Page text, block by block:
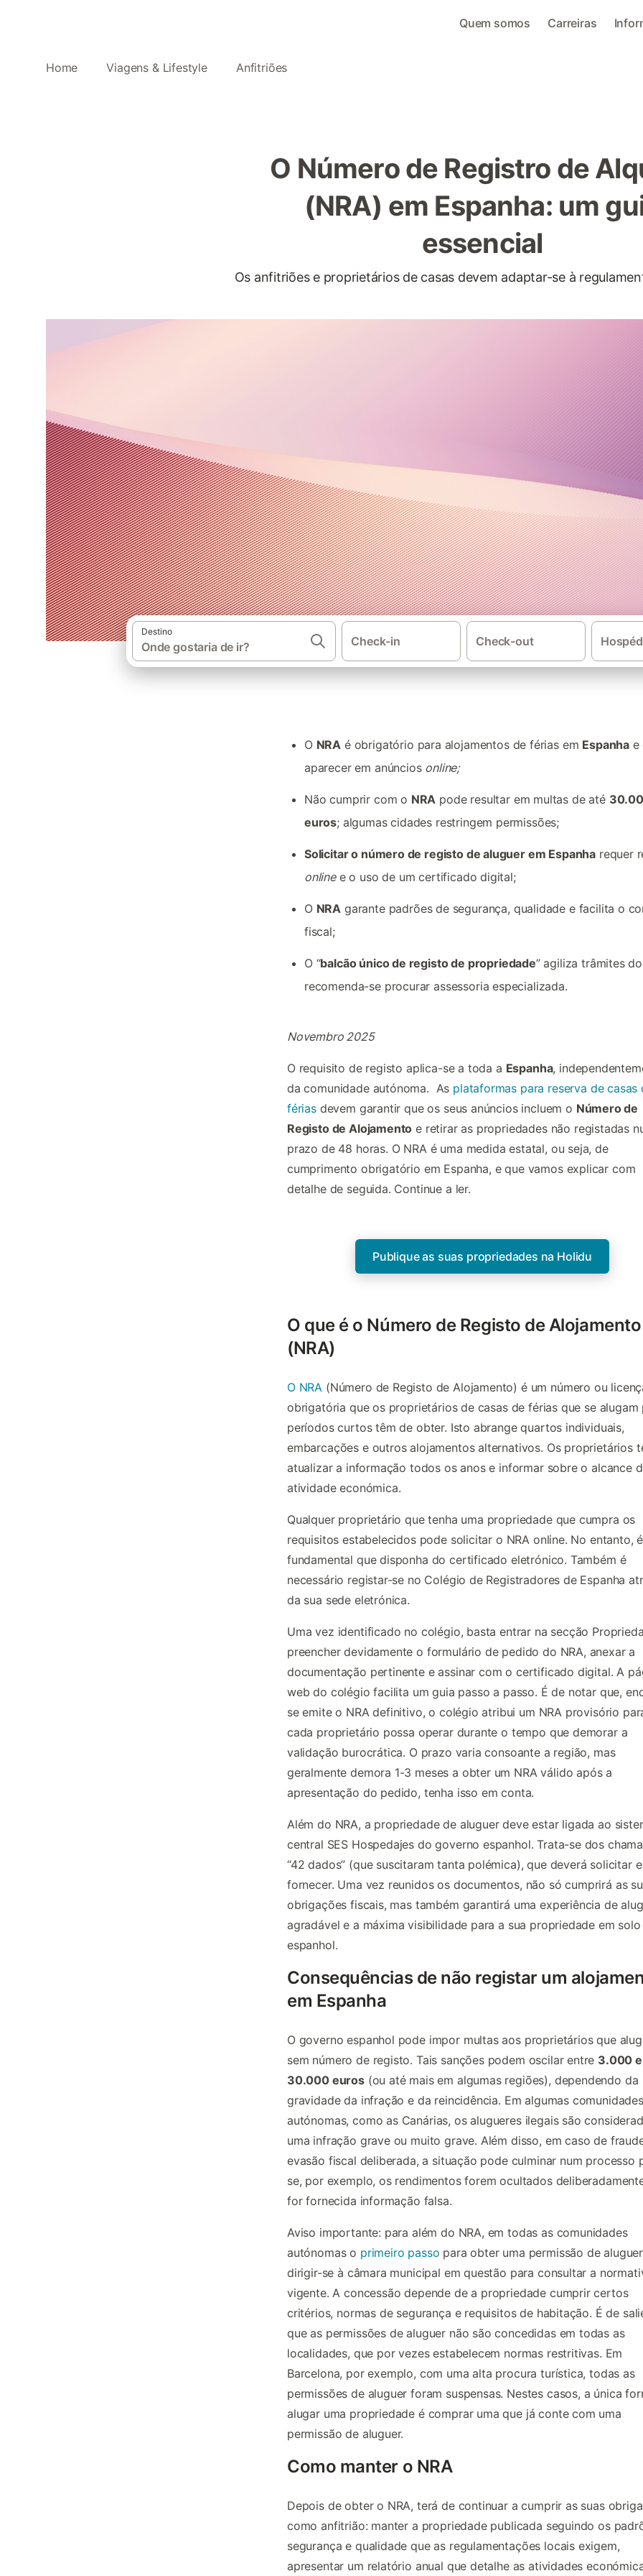
Quem somos Carreiras
Home Viagens & Lifestyle Anfitriões
O Número de Registro de
(NRA) em Espanha: um
essencial
Os anfitriões e proprietários de casas devem adaptar-se à
Destino
Check-in Check-out
O NRA é obrigatório para alojamentos de férias em Espanha e
aparecer em anúncios online;
Não cumprir com o NRA pode resultar em multas de até
euros; algumas cidades restringem permissões;
Solicitar o número de registo de aluguer em Espanha requer
onlinee o uso de um certificado digital;
O NRA garante padrões de segurança, qualidade e facilita o
fiscal;
O “balcão único de registo de propriedade” agiliza trâmites do
recomenda-se procurar assessoria especializada.
Novembro 2025
O requisito de registo aplica-se a toda a Espanha,
da comunidade autónoma. As plataformas para reserva de casas
fériasdevem garantir que os seus anúncios incluem o Número de
Registo de Alojamento e retirar as propriedades não registadas
prazo de 48 horas. O NRA é uma medida estatal, ou seja, de
cumprimento obrigatório em Espanha, e que vamos explicar com
detalhe de seguida. Continue a ler.
Publique as suas propriedades na Holidu
O que é o Número de Registo de Alojamento
(NRA)
O NRA (Número de Registo de Alojamento) é um número ou
obrigatória que os proprietários de casas de férias que se alugam
períodos curtos têm de obter. Isto abrange quartos individuais,
embarcações e outros alojamentos alternativos. Os proprietários
atualizar a informação todos os anos e informar sobre o alcance
atividade económica.
Qualquer proprietário que tenha uma propriedade que cumpra os
requisitos estabelecidos pode solicitar o NRA online. No entanto, é
fundamental que disponha do certificado eletrónico. Também é
necessário registar-se no Colégio de Registradores de Espanha
da sua sede eletrónica.
Uma vez identificado no colégio, basta entrar na secção
preencher devidamente o formulário de pedido do NRA, anexar a
documentação pertinente e assinar com o certificado digital. A
web do colégio facilita um guia passo a passo. É de notar que,
se emite o NRA definitivo, o colégio atribui um NRA provisório
cada proprietário possa operar durante o tempo que demorar a
validação burocrática. O prazo varia consoante a região, mas
geralmente demora 1-3 meses a obter um NRA válido após a
apresentação do pedido, tenha isso em conta.
Além do NRA, a propriedade de aluguer deve estar ligada ao
central SES Hospedajes do governo espanhol. Trata-se dos
“42 dados” (que suscitaram tanta polémica), que deverá solicitar e
fornecer. Uma vez reunidos os documentos, não só cumprirá as
obrigações fiscais, mas também garantirá uma experiência de
agradável e a máxima visibilidade para a sua propriedade em solo
espanhol.
Consequências de não registar um
em Espanha
O governo espanhol pode impor multas aos proprietários que
sem número de registo. Tais sanções podem oscilar entre 3.000
30.000 euros(ou até mais em algumas regiões), dependendo da
gravidade da infração e da reincidência. Em algumas comunidades
autónomas, como as Canárias, os alugueres ilegais são
uma infração grave ou muito grave. Além disso, em caso de
evasão fiscal deliberada, a situação pode culminar num processo
se, por exemplo, os rendimentos forem ocultados
for fornecida informação falsa.
Aviso importante: para além do NRA, em todas as comunidades
autónomas o primeiro passo para obter uma permissão de
dirigir-se à câmara municipal em questão para consultar a
vigente. A concessão depende de a propriedade cumprir certos
critérios, normas de segurança e requisitos de habitação. É de
que as permissões de aluguer não são concedidas em todas as
localidades, que por vezes estabelecem normas restritivas. Em
Barcelona, por exemplo, com uma alta procura turística, todas as
permissões de aluguer foram suspensas. Nestes casos, a única
alugar uma propriedade é comprar uma que já conte com uma
permissão de aluguer.
Como manter o NRA
Depois de obter o NRA, terá de continuar a cumprir as suas
como anfitrião: manter a propriedade publicada seguindo os
segurança e qualidade que as regulamentações locais exigem,
apresentar um relatório anual que detalhe as atividades